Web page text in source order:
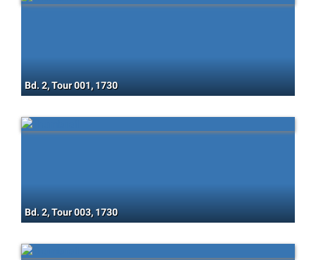
Bd. 2, Tour 001, 1730
Bd. 2, Tour 003, 1730